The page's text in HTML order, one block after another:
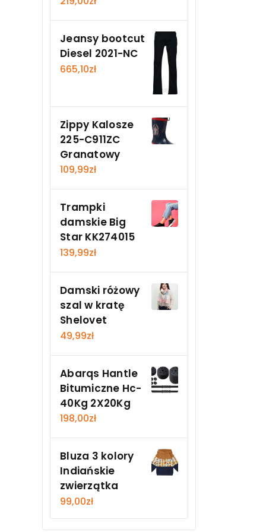
Jeansy bootcut
Diesel 2021-NC
665,10zł
Zippy Kalosze
225-C911ZC
Granatowy
109,99zł
Trampki
damskie Big
Star KK274015
139,99zł
Damski różowy
szal w kratę
Shelovet
49,99zł
Abarqs Hantle
Bitumiczne Hc-
40Kg 2X20Kg
198,00zł
Bluza 3 kolory
Indiańskie
zwierzątka
99,00zł